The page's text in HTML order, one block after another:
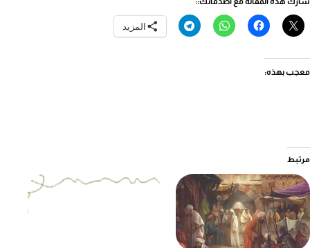
المزيد
معجب بهذه:
مرتبط